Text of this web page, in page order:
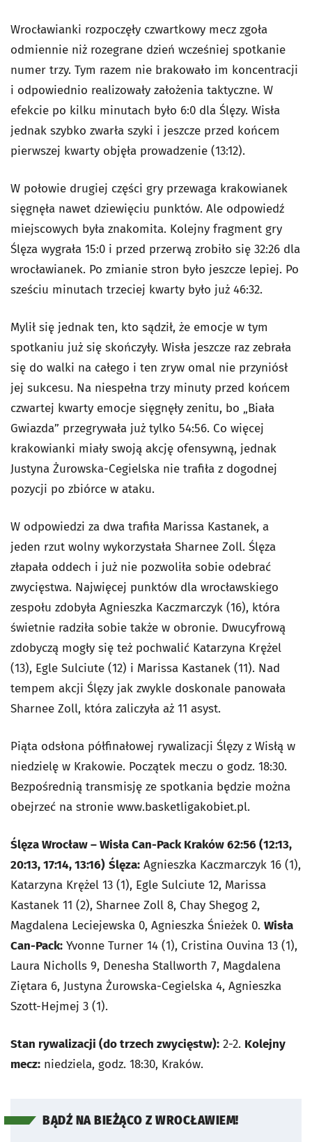
Wrocławianki rozpoczęły czwartkowy mecz zgoła
odmiennie niż rozegrane dzień wcześniej spotkanie
numer trzy. Tym razem nie brakowało im koncentracji
i odpowiednio realizowały założenia taktyczne. W
efekcie po kilku minutach było 6:0 dla Ślęzy. Wisła
jednak szybko zwarła szyki i jeszcze przed końcem
pierwszej kwarty objęła prowadzenie (13:12).
W połowie drugiej części gry przewaga krakowianek
sięgnęła nawet dziewięciu punktów. Ale odpowiedź
miejscowych była znakomita. Kolejny fragment gry
Ślęza wygrała 15:0 i przed przerwą zrobiło się 32:26 dla
wrocławianek. Po zmianie stron było jeszcze lepiej. Po
sześciu minutach trzeciej kwarty było już 46:32.
Mylił się jednak ten, kto sądził, że emocje w tym
spotkaniu już się skończyły. Wisła jeszcze raz zebrała
się do walki na całego i ten zryw omal nie przyniósł
jej sukcesu. Na niespełna trzy minuty przed końcem
czwartej kwarty emocje sięgnęły zenitu, bo „Biała
Gwiazda” przegrywała już tylko 54:56. Co więcej
krakowianki miały swoją akcję ofensywną, jednak
Justyna Żurowska-Cegielska nie trafiła z dogodnej
pozycji po zbiórce w ataku.
W odpowiedzi za dwa trafiła Marissa Kastanek, a
jeden rzut wolny wykorzystała Sharnee Zoll. Ślęza
złapała oddech i już nie pozwoliła sobie odebrać
zwycięstwa. Najwięcej punktów dla wrocławskiego
zespołu zdobyła Agnieszka Kaczmarczyk (16), która
świetnie radziła sobie także w obronie. Dwucyfrową
zdobyczą mogły się też pochwalić Katarzyna Krężel
(13), Egle Sulciute (12) i Marissa Kastanek (11). Nad
tempem akcji Ślęzy jak zwykle doskonale panowała
Sharnee Zoll, która zaliczyła aż 11 asyst.
Piąta odsłona półfinałowej rywalizacji Ślęzy z Wisłą w
niedzielę w Krakowie. Początek meczu o godz. 18:30.
Bezpośrednią transmisję ze spotkania będzie można
obejrzeć na stronie www.basketligakobiet.pl.
Ślęza Wrocław – Wisła Can-Pack Kraków 62:56 (12:13,
20:13, 17:14, 13:16) Ślęza: Agnieszka Kaczmarczyk 16 (1),
Katarzyna Krężel 13 (1), Egle Sulciute 12, Marissa
Kastanek 11 (2), Sharnee Zoll 8, Chay Shegog 2,
Magdalena Leciejewska 0, Agnieszka Śnieżek 0. Wisła
Can-Pack: Yvonne Turner 14 (1), Cristina Ouvina 13 (1),
Laura Nicholls 9, Denesha Stallworth 7, Magdalena
Ziętara 6, Justyna Żurowska-Cegielska 4, Agnieszka
Szott-Hejmej 3 (1).
Stan rywalizacji (do trzech zwycięstw): 2-2. Kolejny
mecz: niedziela, godz. 18:30, Kraków.
BĄDŹ NA BIEŻĄCO Z WROCŁAWIEM!